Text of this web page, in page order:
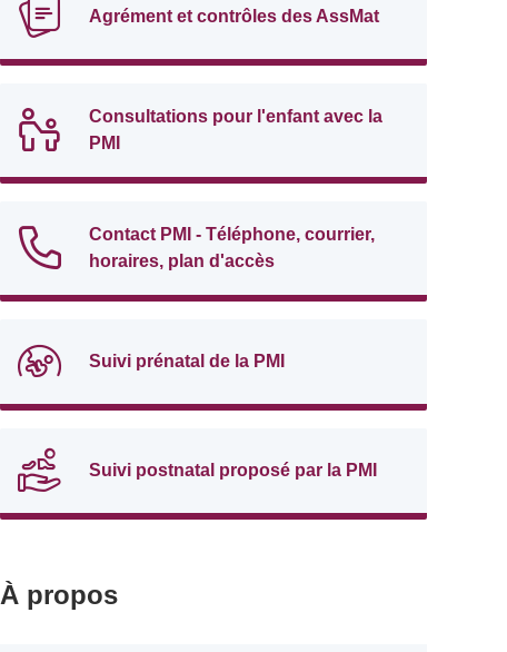
Agrément et contrôles des AssMat
Consultations pour l'enfant avec la
PMI
Contact PMI - Téléphone, courrier,
horaires, plan d'accès
Suivi prénatal de la PMI
Suivi postnatal proposé par la PMI
À propos